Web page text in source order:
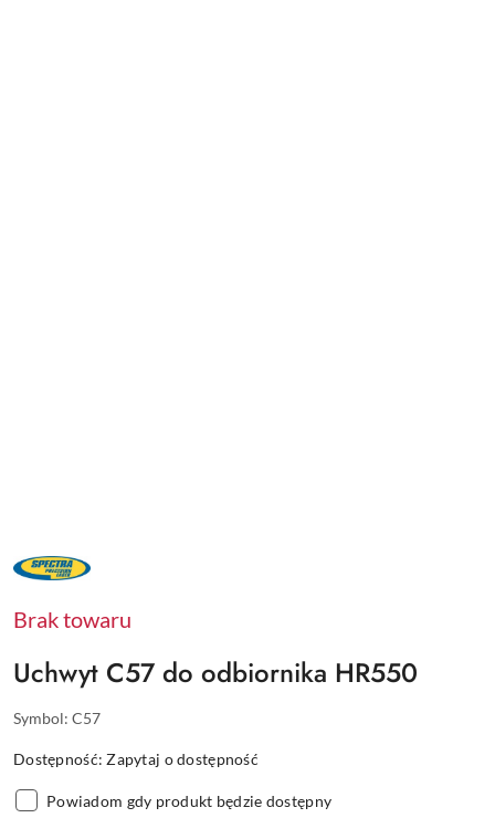
NAZWA
PRODUCENTA:
Brak towaru
Uchwyt C57 do odbiornika HR550
Symbol: C57
Dostępność:Zapytaj o dostępność
Powiadom gdy produkt będzie dostępny